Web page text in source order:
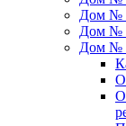
Дом №
Дом №
Дом №